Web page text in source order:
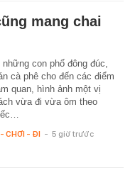
mang chai
con phố đông đúc,
cà phê cho đến các điểm
quan, hình ảnh một vị
vừa đi vừa ôm theo
CHƠI - ĐI - 5 giờ trước